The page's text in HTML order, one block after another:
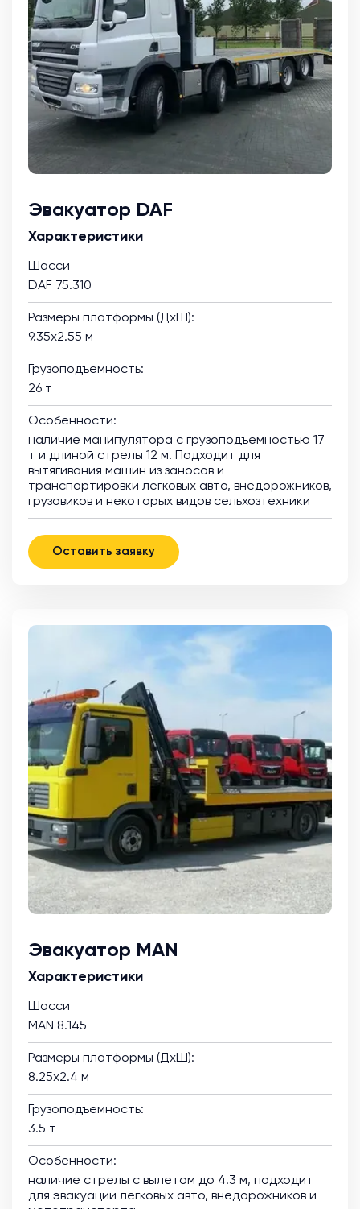
Эвакуатор DAF
Характеристики
Шасси
DAF 75.310
Размеры платформы (ДхШ):
9.35х2.55 м
Грузоподъемность:
26 т
Особенности:
наличие манипулятора с грузоподъемностью 17
т и длиной стрелы 12 м. Подходит для
вытягивания машин из заносов и
транспортировки легковых авто, внедорожников,
грузовиков и некоторых видов сельхозтехники
Оставить заявку
Эвакуатор MAN
Характеристики
Шасси
MAN 8.145
Размеры платформы (ДхШ):
8.25х2.4 м
Грузоподъемность:
3.5 т
Особенности:
наличие стрелы с вылетом до 4.3 м, подходит
для эвакуации легковых авто, внедорожников и